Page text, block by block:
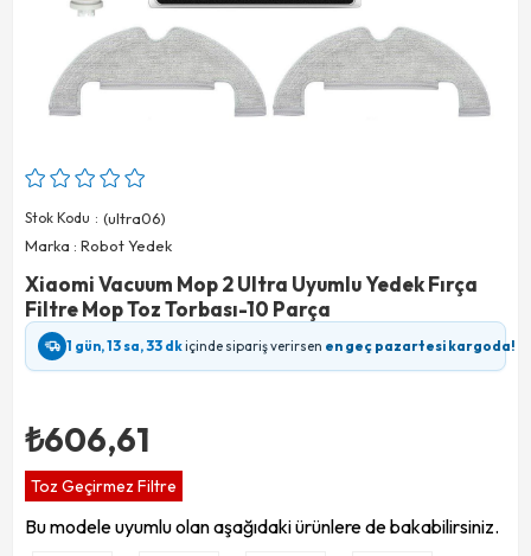
Stok Kodu
(ultra06)
Marka : Robot Yedek
Xiaomi Vacuum Mop 2 Ultra Uyumlu Yedek Fırça
Filtre Mop Toz Torbası-10 Parça
1 gün, 13 sa, 33 dkiçinde sipariş verirsen en geç pazartesi kargoda!
₺606,61
Toz Geçirmez Filtre
Bu modele uyumlu olan aşağıdaki ürünlere de bakabilirsiniz.